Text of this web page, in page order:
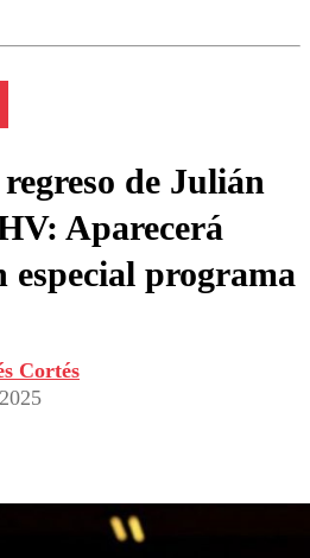
de Julián
Aparecerá
especial programa
Cortés